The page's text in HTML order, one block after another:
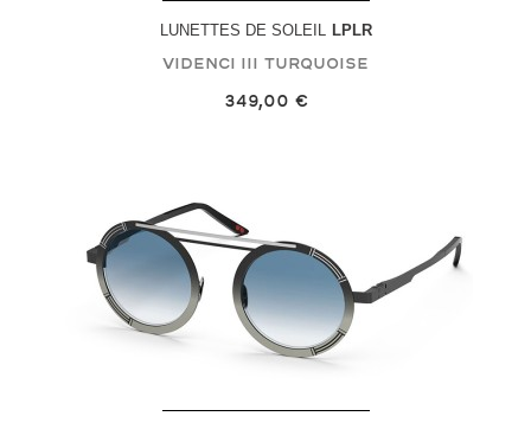
LUNETTES DE SOLEIL LPLR
Videnci III Turquoise
349,00 €